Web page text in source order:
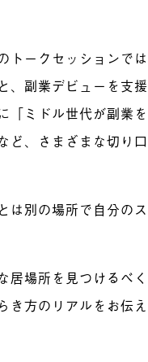
トークセッションで
、副業デビューを支
「ミドル世代が副業
ど、さまざまな切り
は別の場所で自分の
居場所を見つけるべ
き方のリアルをお伝え